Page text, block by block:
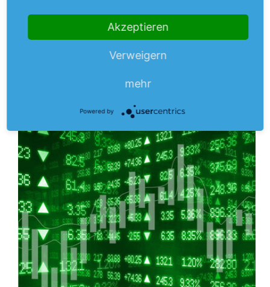
STRATEGIE
Die besten Haltepositionen
​​​​​​Sind Sie unsicher, ob Ihre Aktie bereits ausgereizt ist? Wir
verraten es Ihnen. Unter der Halteposition lesen Sie,
Akzeptieren
Verweigern
mehr
Powered by